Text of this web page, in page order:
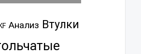
Анализ Втулки